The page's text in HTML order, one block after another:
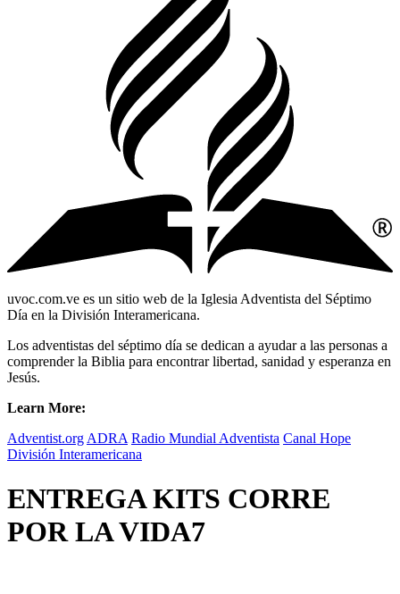
uvoc.com.ve es un sitio web de la Iglesia Adventista del Séptimo
Día en la División Interamericana.
Los adventistas del séptimo día se dedican a ayudar a las personas a
comprender la Biblia para encontrar libertad, sanidad y esperanza en
Jesús.
Learn More:
Adventist.org ADRA Radio Mundial Adventista Canal Hope
División Interamericana
ENTREGA KITS CORRE
POR LA VIDA7